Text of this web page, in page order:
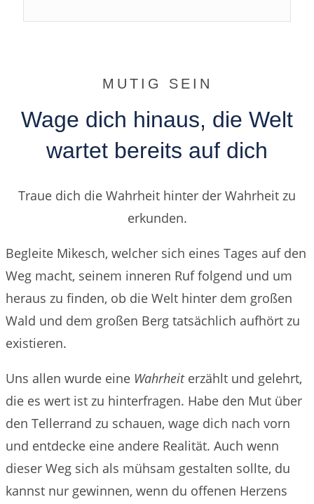
MUTIG SEIN
Wage dich hinaus, die Welt
wartet bereits auf dich
Traue dich die Wahrheit hinter der Wahrheit zu
erkunden.
Begleite Mikesch, welcher sich eines Tages auf den
Weg macht, seinem inneren Ruf folgend und um
heraus zu finden, ob die Welt hinter dem großen
Wald und dem großen Berg tatsächlich aufhört zu
existieren.
Uns allen wurde eine Wahrheiterzählt und gelehrt,
die es wert ist zu hinterfragen. Habe den Mut über
den Tellerrand zu schauen, wage dich nach vorn
und entdecke eine andere Realität. Auch wenn
dieser Weg sich als mühsam gestalten sollte, du
kannst nur gewinnen, wenn du offenen Herzens